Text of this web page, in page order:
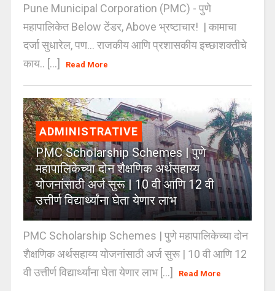
Pune Municipal Corporation (PMC) - पुणे
महापालिकेत Below टेंडर, Above भ्रष्टाचार! | कामाचा
दर्जा सुधारेल, पण… राजकीय आणि प्रशासकीय इच्छाशक्तीचे
काय.. [...]
Read More
ADMINISTRATIVE
PMC Scholarship Schemes | पुणे
महापालिकेच्या दोन शैक्षणिक अर्थसहाय्य
योजनांसाठी अर्ज सुरू | 10 वी आणि 12 वी
उत्तीर्ण विद्यार्थ्यांना घेता येणार लाभ
PMC Scholarship Schemes | पुणे महापालिकेच्या दोन
शैक्षणिक अर्थसहाय्य योजनांसाठी अर्ज सुरू | 10 वी आणि 12
वी उत्तीर्ण विद्यार्थ्यांना घेता येणार लाभ [...]
Read More